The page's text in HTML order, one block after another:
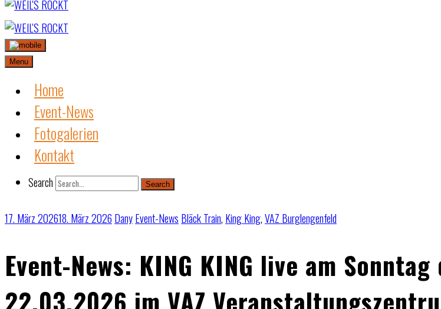
Skip
to
content
Menu
Home
Event-News
Fotogalerien
Kontakt
Search Search
17. März 202618. März 2026 DanyEvent-News Bläck Train, King King,VAZ Burglengenfeld
Event-News: KING KING live am Sonntag
22.03.2026 im VAZ